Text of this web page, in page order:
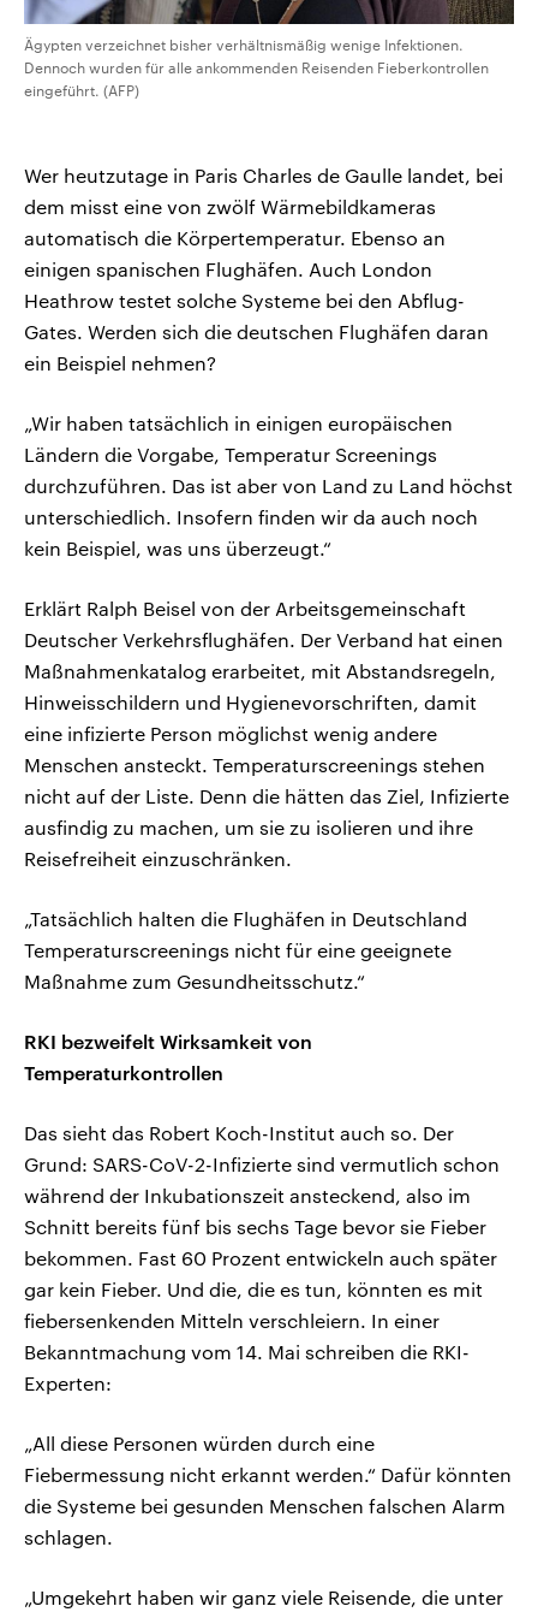
Ägypten verzeichnet bisher verhältnismäßig wenige Infektionen.
Dennoch wurden für alle ankommenden Reisenden Fieberkontrollen
eingeführt. (AFP)
Wer heutzutage in Paris Charles de Gaulle landet, bei
dem misst eine von zwölf Wärmebildkameras
automatisch die Körpertemperatur. Ebenso an
einigen spanischen Flughäfen. Auch London
Heathrow testet solche Systeme bei den Abflug-
Gates. Werden sich die deutschen Flughäfen daran
ein Beispiel nehmen?
„Wir haben tatsächlich in einigen europäischen
Ländern die Vorgabe, Temperatur Screenings
durchzuführen. Das ist aber von Land zu Land höchst
unterschiedlich. Insofern finden wir da auch noch
kein Beispiel, was uns überzeugt.“
Erklärt Ralph Beisel von der Arbeitsgemeinschaft
Deutscher Verkehrsflughäfen. Der Verband hat einen
Maßnahmenkatalog erarbeitet, mit Abstandsregeln,
Hinweisschildern und Hygienevorschriften, damit
eine infizierte Person möglichst wenig andere
Menschen ansteckt. Temperaturscreenings stehen
nicht auf der Liste. Denn die hätten das Ziel, Infizierte
ausfindig zu machen, um sie zu isolieren und ihre
Reisefreiheit einzuschränken.
„Tatsächlich halten die Flughäfen in Deutschland
Temperaturscreenings nicht für eine geeignete
Maßnahme zum Gesundheitsschutz.“
RKI bezweifelt Wirksamkeit von
Temperaturkontrollen
Das sieht das Robert Koch-Institut auch so. Der
Grund: SARS-CoV-2-Infizierte sind vermutlich schon
während der Inkubationszeit ansteckend, also im
Schnitt bereits fünf bis sechs Tage bevor sie Fieber
bekommen. Fast 60 Prozent entwickeln auch später
gar kein Fieber. Und die, die es tun, könnten es mit
fiebersenkenden Mitteln verschleiern. In einer
Bekanntmachung vom 14. Mai schreiben die RKI-
Experten:
„All diese Personen würden durch eine
Fiebermessung nicht erkannt werden.“ Dafür könnten
die Systeme bei gesunden Menschen falschen Alarm
schlagen.
„Umgekehrt haben wir ganz viele Reisende, die unter